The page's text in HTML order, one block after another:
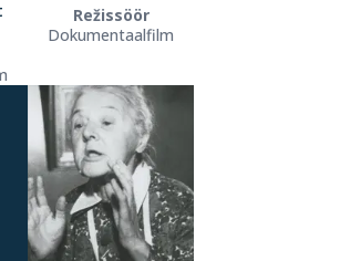
Režissöör
Dokumentaalfilm